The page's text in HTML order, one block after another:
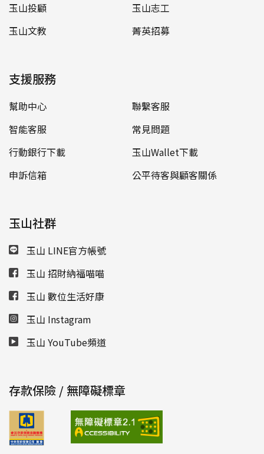
玉山投顧
玉山志工
玉山文教
菁英招募
支援服務
幫助中心
聯繫客服
智能客服
常見問題
行動銀行下載
玉山Wallet下載
申訴信箱
公平待客與顧客關係
玉山社群
玉山 LINE官方帳號
玉山 招財納福喵喵
玉山 數位生活好康
玉山 Instagram
玉山 YouTube頻道
存款保險 / 無障礙標章